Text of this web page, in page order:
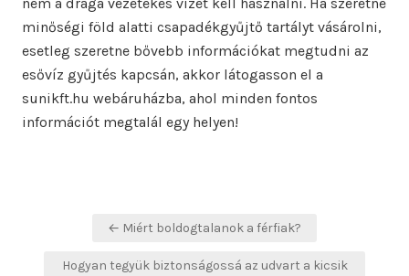
minőségi föld alatti csapadékgyűjtő tartályt vásárolni,
esetleg szeretne bővebb információkat megtudni az
esővíz gyűjtés kapcsán, akkor látogasson el a
sunikft.hu webáruházba, ahol minden fontos
információt megtalál egy helyen!
Bejegyzés← Miért boldogtalanok a férfiak?
Hogyan tegyük biztonságossá az udvart a kicsik